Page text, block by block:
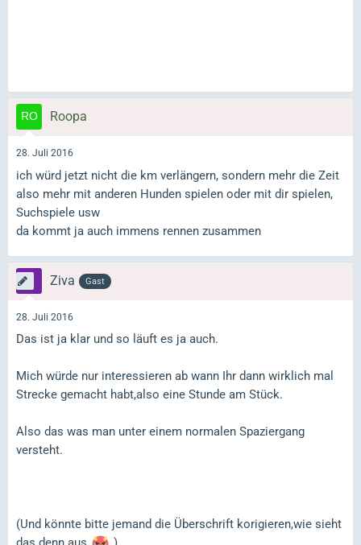
Roopa
28. Juli 2016
ich würd jetzt nicht die km verlängern, sondern mehr die Zeit
also mehr mit anderen Hunden spielen oder mit dir spielen,
Suchspiele usw
da kommt ja auch immens rennen zusammen
Ziva Gast
28. Juli 2016
Das ist ja klar und so läuft es ja auch.
Mich würde nur interessieren ab wann Ihr dann wirklich mal
Strecke gemacht habt,also eine Stunde am Stück.
Also das was man unter einem normalen Spaziergang
versteht.
(Und könnte bitte jemand die Überschrift korigieren,wie sieht